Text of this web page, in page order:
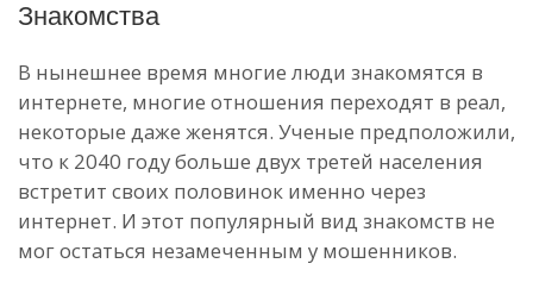
Знакомства
В нынешнее время многие люди знакомятся в
интернете, многие отношения переходят в реал,
некоторые даже женятся. Ученые предположили,
что к 2040 году больше двух третей населения
встретит своих половинок именно через
интернет. И этот популярный вид знакомств не
мог остаться незамеченным у мошенников.